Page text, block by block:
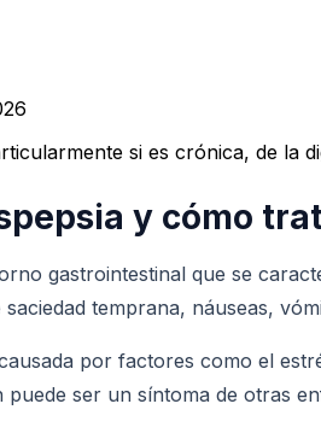
si es crónica, de la
y cómo
gastrointestinal que se
temprana, náuseas,
por factores como el
puede ser un síntoma de otras